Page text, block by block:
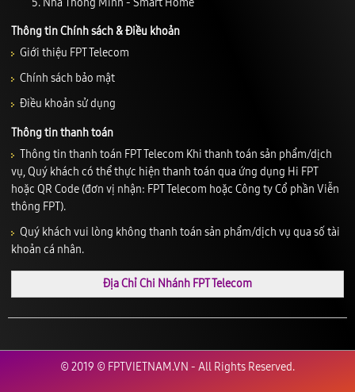
Nhà Thông Minh - Smart Home
Thông tin Chính sách & Điều khoản
Giới thiệu FPT Telecom
Chính sách bảo mật
Điều khoản sử dụng
Thông tin thanh toán
Thông tin thanh toán FPT Telecom Khi thanh toán sản phẩm/dịch
vụ, Quý khách có thể thực hiện thanh toán qua ứng dụng Hi FPT
hoặc QR Code (đơn vị nhận: FPT Telecom hoặc Công ty Cổ phần Viễn
thông FPT).
Quý khách vui lòng không thanh toán sản phẩm/dịch vụ qua số tài
khoản cá nhân.
Địa Chỉ Chi Nhánh FPT Telecom
© 2019 © FPTVIETNAM.VN - All Rights Reserved.